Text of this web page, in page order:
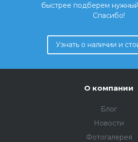
быстрее подберем
Спасибо!
Узнать о наличии и
О компании
Блог
Новости
Фотогалерея